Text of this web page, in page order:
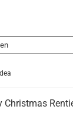
Christmas